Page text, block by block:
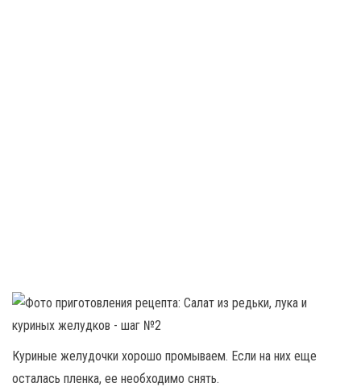
Куриные желудочки хорошо промываем. Если на них еще
осталась пленка, ее необходимо снять.